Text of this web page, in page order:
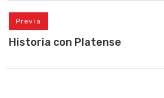
Previa
Historia con Platense